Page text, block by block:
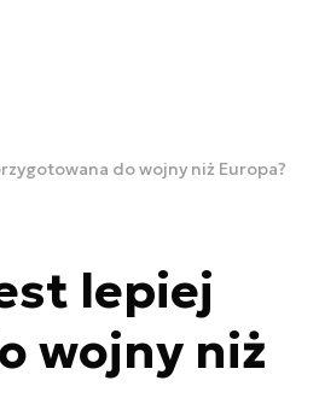
do wojny niż Europa?
lepiej
wojny niż